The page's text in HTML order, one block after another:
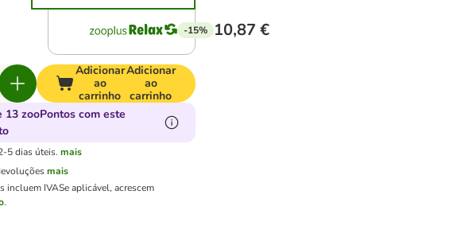
-15% 10,87 €
Adicionar
ao
carrinho
Adicionar
ao
carrinho
13 zooPontos com este
5 dias úteis. mais
mais
incluem IVASe aplicável, acrescem
.